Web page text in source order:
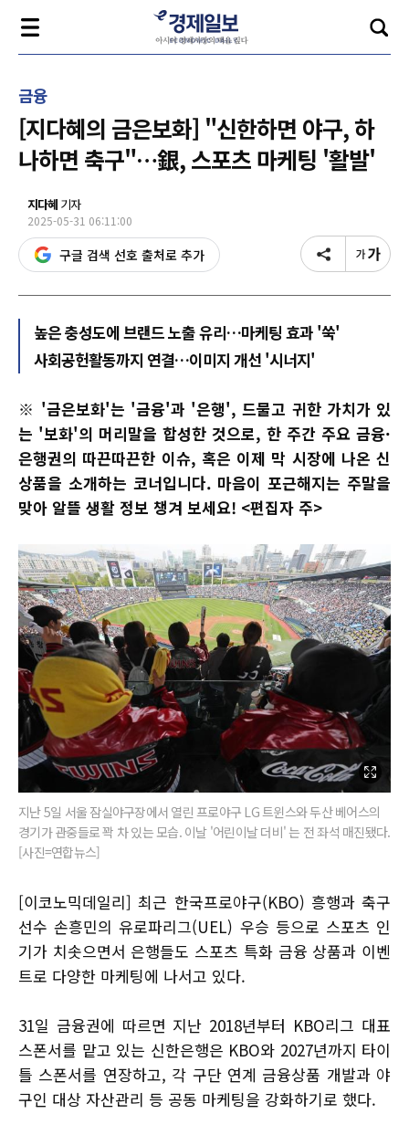
금융
[지다혜의 금은보화] "신한하면 야구, 하
나하면 축구"…銀, 스포츠 마케팅 '활발'
지다혜 기자
2025-05-31 06:11:00
구글 검색 선호 출처로 추가
높은 충성도에 브랜드 노출 유리…마케팅 효과 '쑥'
사회공헌활동까지 연결…이미지 개선 '시너지'
※ '금은보화'는 '금융'과 '은행', 드물고 귀한 가치가 있
는 '보화'의 머리말을 합성한 것으로, 한 주간 주요 금융·
은행권의 따끈따끈한 이슈, 혹은 이제 막 시장에 나온 신
상품을 소개하는 코너입니다. 마음이 포근해지는 주말을
맞아 알뜰 생활 정보 챙겨 보세요! <편집자 주>
지난 5일 서울 잠실야구장에서 열린 프로야구 LG 트윈스와 두산 베어스의
경기가 관중들로 꽉 차 있는 모습. 이날 '어린이날 더비' 는 전 좌석 매진됐다.
[사진=연합뉴스]
[이코노믹데일리] 최근 한국프로야구(KBO) 흥행과 축구
선수 손흥민의 유로파리그(UEL) 우승 등으로 스포츠 인
기가 치솟으면서 은행들도 스포츠 특화 금융 상품과 이벤
트로 다양한 마케팅에 나서고 있다.
31일 금융권에 따르면 지난 2018년부터 KBO리그 대표
스폰서를 맡고 있는 신한은행은 KBO와 2027년까지 타이
틀 스폰서를 연장하고, 각 구단 연계 금융상품 개발과 야
구인 대상 자산관리 등 공동 마케팅을 강화하기로 했다.